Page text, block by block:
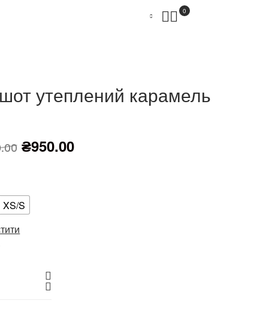
0
утеплений карамель
₴950.00
XS/S